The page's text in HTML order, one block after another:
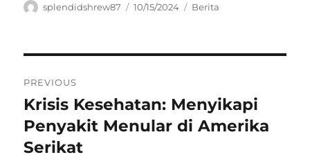
Author
splendidshrew87
Posted
10/15/2024 Categories
Berita
pos
PREVIOUS
Previous
post:
Krisis Kesehatan: Menyikapi
Penyakit Menular di Amerika
Serikat